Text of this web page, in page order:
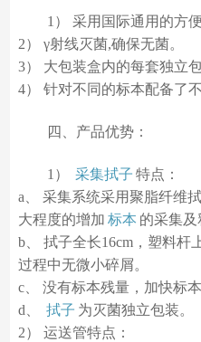
1） 采用国际通用的方
2） γ射线灭菌,确保无菌。
3） 大包装盒内的每套独立
4） 针对不同的标本配备了
四、产品优势：
1） 采集拭子 特点：
a、 采集系统采用聚脂纤维
大程度的增加 标本 的采集及
b、 拭子全长16cm，塑料杆
过程中无微小碎屑。
c、 没有标本残量，加快标本
d、
拭子 为灭菌独立包装。
2） 运送管特点：